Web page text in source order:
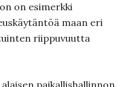
on esimerkki
maan eri
riippuvuutta
paikallishallinnon